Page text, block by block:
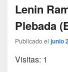
Lenin
Plebada
Publicado el junio
Visitas: 1